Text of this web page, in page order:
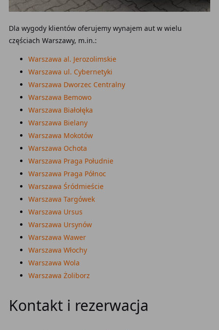
Dla wygody klientów oferujemy wynajem aut w wielu
częściach Warszawy, m.in.:
Warszawa al. Jerozolimskie
Warszawa ul. Cybernetyki
Warszawa Dworzec Centralny
Warszawa Bemowo
Warszawa Białołęka
Warszawa Bielany
Warszawa Mokotów
Warszawa Ochota
Warszawa Praga Południe
Warszawa Praga Północ
Warszawa Śródmieście
Warszawa Targówek
Warszawa Ursus
Warszawa Ursynów
Warszawa Wawer
Warszawa Włochy
Warszawa Wola
Warszawa Żoliborz
Kontakt i rezerwacja